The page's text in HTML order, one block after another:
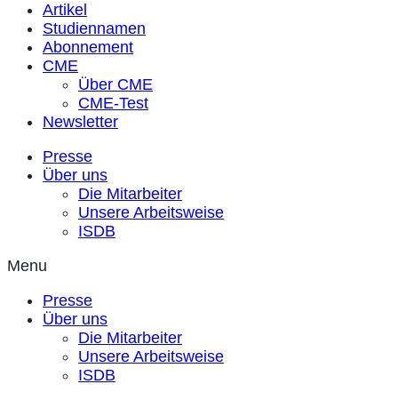
Artikel
Studiennamen
Abonnement
CME
Über CME
CME-Test
Newsletter
Presse
Über uns
Die Mitarbeiter
Unsere Arbeitsweise
ISDB
Menu
Presse
Über uns
Die Mitarbeiter
Unsere Arbeitsweise
ISDB